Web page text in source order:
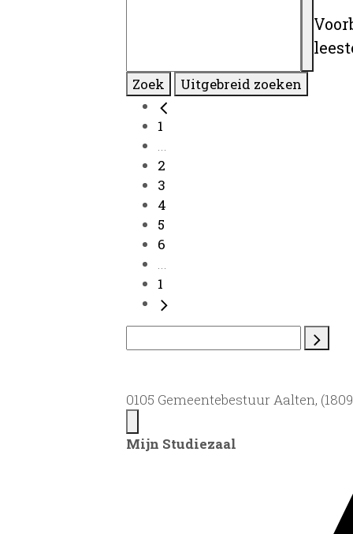
Zoek Uitgebreid zoeken
1
...
2
3
4
5
6
...
1
0105 Gemeentebestuur Aalten,
Mijn Studiezaal